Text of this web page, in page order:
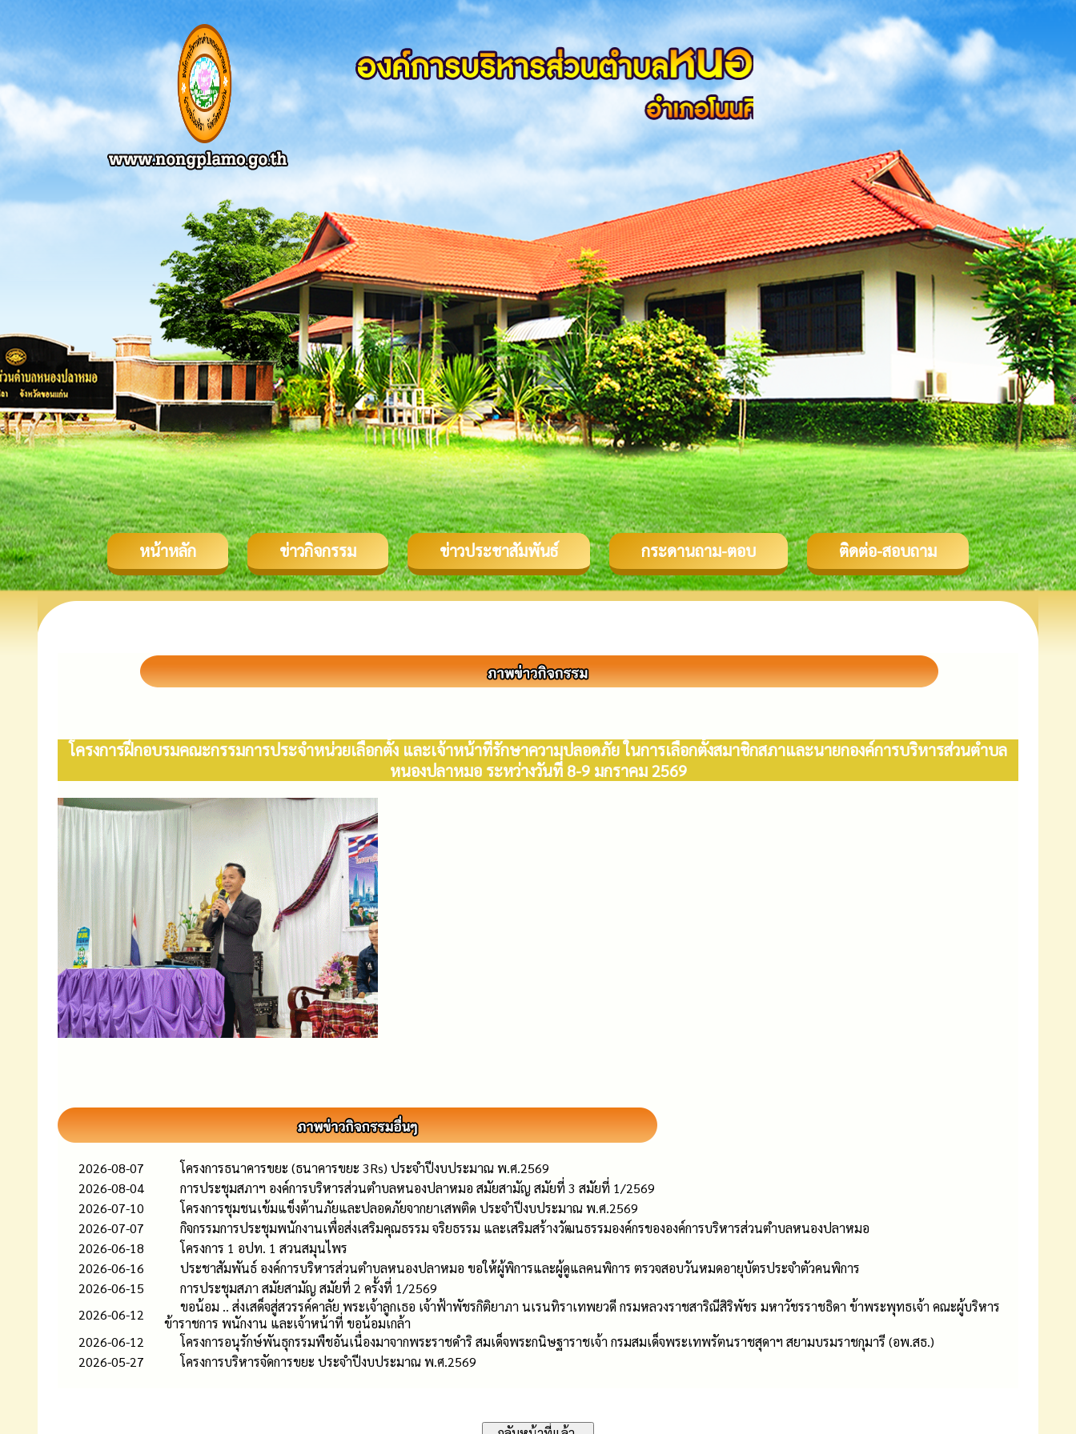
หน้าหลัก ข่าวกิจกรรม ข่าวประชาสัมพันธ์ กระดานถาม-ตอบ ติดต่อ-สอบถาม
โครงการฝึกอบรมคณะกรรมการประจำหน่วยเลือกตั้ง และเจ้าหน้าที่รักษาความปลอดภัย ในการเลือกตั้งสมาชิกสภาและนายกองค์การบริหารส่วนตำบล
หนองปลาหมอ ระหว่างวันที่ 8-9 มกราคม 2569
2026-08-07
โครงการธนาคารขยะ (ธนาคารขยะ 3Rs) ประจำปีงบประมาณ พ.ศ.2569
2026-08-04
การประชุมสภาฯ องค์การบริหารส่วนตำบลหนองปลาหมอ สมัยสามัญ สมัยที่ 3 สมัยที่ 1/2569
2026-07-10
โครงการชุมชนเข้มแข็งต้านภัยและปลอดภัยจากยาเสพติด ประจำปีงบประมาณ พ.ศ.2569
2026-07-07
กิจกรรมการประชุมพนักงานเพื่อส่งเสริมคุณธรรม จริยธรรม และเสริมสร้างวัฒนธรรมองค์กรขององค์การบริหารส่วนตำบลหนองปลาหมอ
2026-06-18
โครงการ 1 อปท. 1 สวนสมุนไพร
2026-06-16
ประชาสัมพันธ์ องค์การบริหารส่วนตำบลหนองปลาหมอ ขอให้ผู้พิการและผู้ดูแลคนพิการ ตรวจสอบวันหมดอายุบัตรประจำตัวคนพิการ
2026-06-15
การประชุมสภา สมัยสามัญ สมัยที่ 2 ครั้งที่ 1/2569
2026-06-12
ขอน้อม .. ส่งเสด็จสู่สวรรค์คาลัย พระเจ้าลูกเธอ เจ้าฟ้าพัชรกิติยาภา นเรนทิราเทพยวดี กรมหลวงราชสาริณีสิริพัชร มหาวัชรราชธิดา ข้าพระพุทธเจ้า คณะผู้บริหาร
ข้าราชการ พนักงาน และเจ้าหน้าที่ ขอน้อมเกล้า
2026-06-12
โครงการอนุรักษ์พันธุกรรมพืชอันเนื่องมาจากพระราชดำริ สมเด็จพระกนิษฐาราชเจ้า กรมสมเด็จพระเทพรัตนราชสุดาฯ สยามบรมราชกุมารี (อพ.สธ.)
2026-05-27
โครงการบริหารจัดการขยะ ประจำปีงบประมาณ พ.ศ.2569